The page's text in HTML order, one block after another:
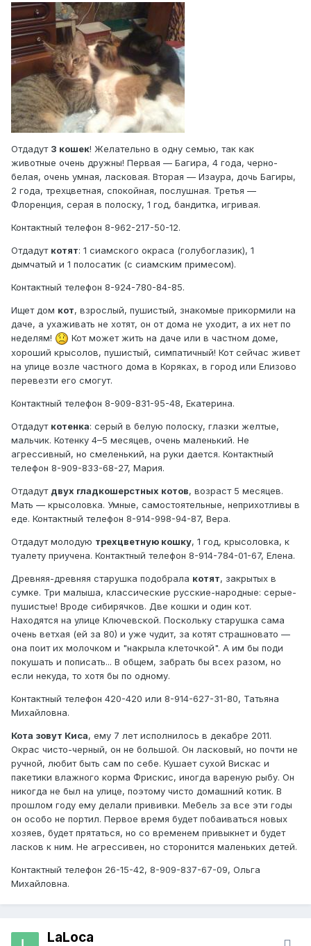
Отдадут 3 кошек! Желательно в одну семью, так как
животные очень дружны! Первая — Багира, 4 года, черно-
белая, очень умная, ласковая. Вторая — Изаура, дочь Багиры,
2 года, трехцветная, спокойная, послушная. Третья —
Флоренция, серая в полоску, 1 год, бандитка, игривая.
Контактный телефон 8-962-217-50-12.
Отдадут котят: 1 сиамского окраса (голубоглазик), 1
дымчатый и 1 полосатик (с сиамским примесом).
Контактный телефон 8-924-780-84-85.
Ищет дом кот, взрослый, пушистый, знакомые прикормили на
даче, а ухаживать не хотят, он от дома не уходит, а их нет по
неделям!
Кот может жить на даче или в частном доме,
хороший крысолов, пушистый, симпатичный! Кот сейчас живет
на улице возле частного дома в Коряках, в город или Елизово
перевезти его смогут.
Контактный телефон 8-909-831-95-48, Екатерина.
Отдадут котенка: серый в белую полоску, глазки желтые,
мальчик. Котенку 4–5 месяцев, очень маленький. Не
агрессивный, но смеленький, на руки дается. Контактный
телефон 8-909-833-68-27, Мария.
Отдадут двух гладкошерстных котов, возраст 5 месяцев.
Мать — крысоловка. Умные, самостоятельные, неприхотливы в
еде. Контактный телефон 8-914-998-94-87, Вера.
Отдадут молодую трехцветную кошку, 1 год, крысоловка, к
туалету приучена. Контактный телефон 8-914-784-01-67, Елена.
Древняя-древняя старушка подобрала котят, закрытых в
сумке. Три малыша, классические русские-народные: серые-
пушистые! Вроде сибирячков. Две кошки и один кот.
Находятся на улице Ключевской. Поскольку старушка сама
очень ветхая (ей за 80) и уже чудит, за котят страшновато —
она поит их молочком и "накрыла клеточкой". А им бы поди
покушать и пописать... В общем, забрать бы всех разом, но
если некуда, то хотя бы по одному.
Контактный телефон 420-420 или 8-914-627-31-80, Татьяна
Михайловна.
Кота зовут Киса, ему 7 лет исполнилось в декабре 2011.
Окрас чисто-черный, он не большой. Он ласковый, но почти не
ручной, любит быть сам по себе. Кушает сухой Вискас и
пакетики влажного корма Фрискис, иногда вареную рыбу. Он
никогда не был на улице, поэтому чисто домашний котик. В
прошлом году ему делали прививки. Мебель за все эти годы
он особо не портил. Первое время будет побаиваться новых
хозяев, будет прятаться, но со временем привыкнет и будет
ласков к ним. Не агрессивен, но сторонится маленьких детей.
Контактный телефон 26-15-42, 8-909-837-67-09, Ольга
Михайловна.
LaLoca